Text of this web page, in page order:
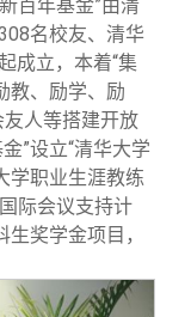
百年基金”由清
名校友、清华
成立，本着“集
教、励学、励
人等搭建开放
”设立“清华大学
学职业生涯教练
际会议支持计
奖学金项目，